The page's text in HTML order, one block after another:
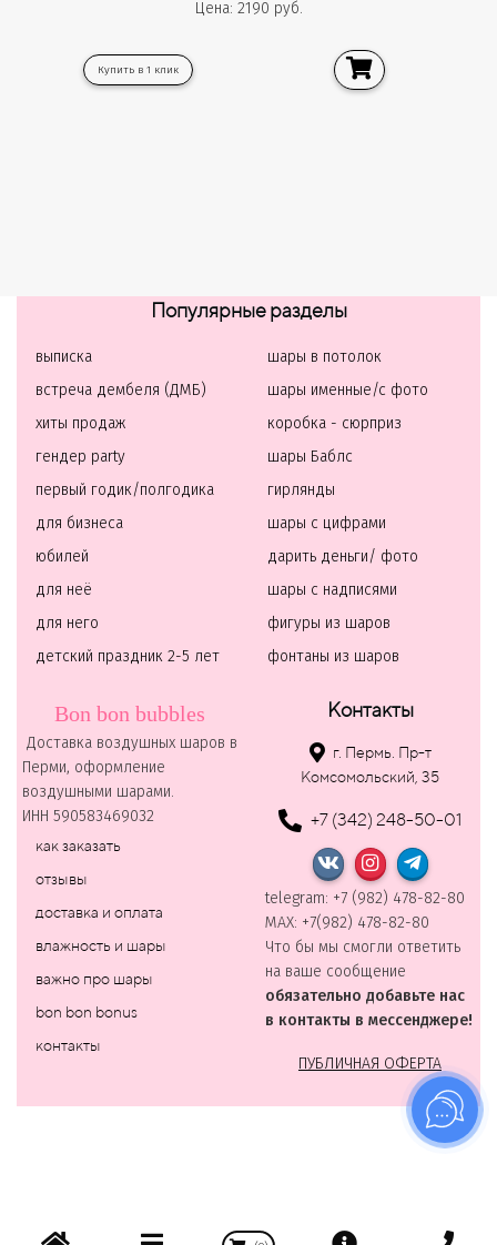
Цена: 2190 руб.
Купить в 1 клик
Популярные разделы
выписка
встреча дембеля (ДМБ)
хиты продаж
гендер party
первый годик/полгодика
для бизнеса
юбилей
для неё
для него
детский праздник 2-5 лет
шары в потолок
шары именные/с фото
коробка - сюрприз
шары Баблс
гирлянды
шары с цифрами
дарить деньги/ фото
шары с надписями
фигуры из шаров
фонтаны из шаров
Bon bon bubbles
Доставка воздушных шаров в
Перми, оформление
воздушными шарами.
ИНН 590583469032
как заказать
отзывы
доставка и оплата
влажность и шары
важно про шары
bon bon bonus
контакты
Контакты
г. Пермь. Пр-т
Комсомольский, 35
+7 (342) 248-50-01
telegram: +7 (982) 478-82-80
MAХ: +7(982) 478-82-80
Что бы мы смогли ответить
на ваше сообщение
обязательно добавьте нас
в контакты в мессенджере!
ПУБЛИЧНАЯ ОФЕРТА